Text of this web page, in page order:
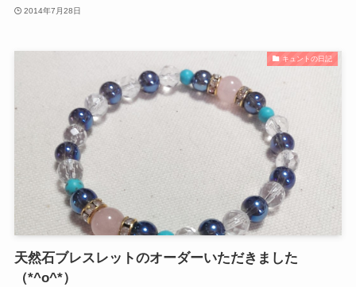
2014年7月28日
キュントの日記
天然石ブレスレットのオーダーいただきました
（*^o^*）